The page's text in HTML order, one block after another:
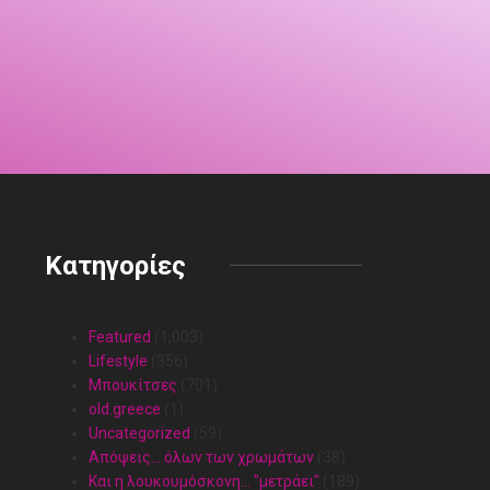
Κατηγορίες
Featured
Lifestyle
Mπουκίτσες
old.greece
Uncategorized
Απόψεις… όλων των χρωμάτων
Και η λουκουμόσκονη… "μετράει"